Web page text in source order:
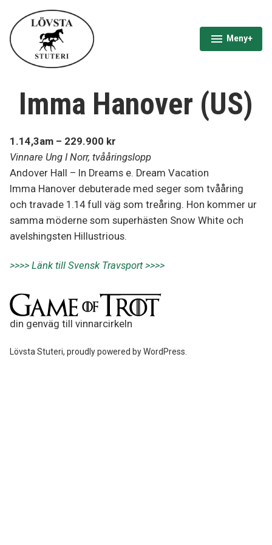
innehåll
Meny+
expanderad
minimerad
Imma Hanover (US)
1.14,3am – 229.900 kr
Vinnare Ung I Norr, tvååringslopp
Andover Hall – In Dreams e. Dream Vacation
Imma Hanover debuterade med seger som tvååring
och travade 1.14 full väg som treåring. Hon kommer ur
samma möderne som superhästen Snow White och
avelshingsten Hillustrious.
>>>> Länk till Svensk Travsport >>>>
din genväg till vinnarcirkeln
Lövsta Stuteri, proudly powered by WordPress